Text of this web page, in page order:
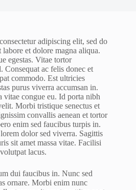
adipiscing elit, sed do
et dolore magna aliqua.
egestas. Vitae tortor
Consequat ac felis donec et
commodo. Est ultricies
purus viverra accumsan in.
vitae congue eu. Id porta nibh
Morbi tristique senectus et
convallis aenean et tortor
enim sed faucibus turpis in.
dolor sed viverra. Sagittis
sit amet massa vitae. Facilisi
lacus.
dui faucibus in. Nunc sed
ornare. Morbi enim nunc